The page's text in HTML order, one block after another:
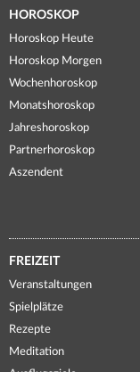
HOROSKOP
Horoskop Heute
Horoskop Morgen
Wochenhoroskop
Monatshoroskop
Jahreshoroskop
Partnerhoroskop
Aszendent
FREIZEIT
Veranstaltungen
Spielplätze
Rezepte
Meditation